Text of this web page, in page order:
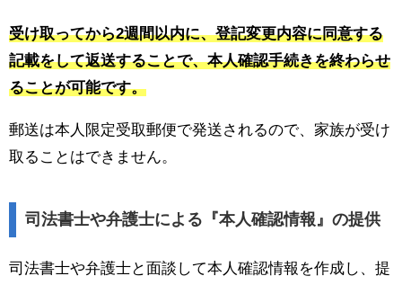
受け取ってから2週間以内に、登記変更内容に同意する
記載をして返送することで、本人確認手続きを終わらせ
ることが可能です。
郵送は本人限定受取郵便で発送されるので、家族が受け
取ることはできません。
司法書士や弁護士による『本人確認情報』の提供
司法書士や弁護士と面談して本人確認情報を作成し、提